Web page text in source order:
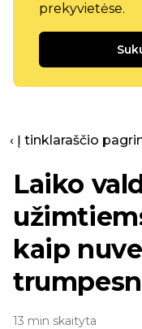
prekyvietėse.
‹ Į tinklaraščio
Laiko
kaip
13 min skaityta